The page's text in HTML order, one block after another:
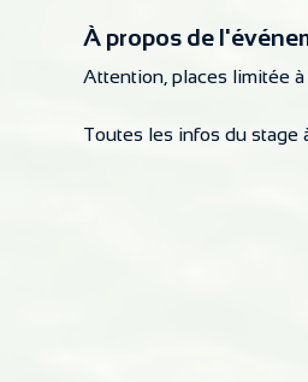
À propos de
Attention, places limitée à
Toutes les infos du stage